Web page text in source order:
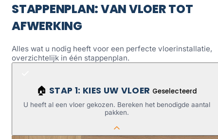
STAPPENPLAN: VAN VLOER TOT
AFWERKING
Alles wat u nodig heeft voor een perfecte vloerinstallatie,
overzichtelijk in één stappenplan.
🏠 STAP 1: KIES UW VLOER Geselecteerd
U heeft al een vloer gekozen. Bereken het benodigde aantal
pakken.